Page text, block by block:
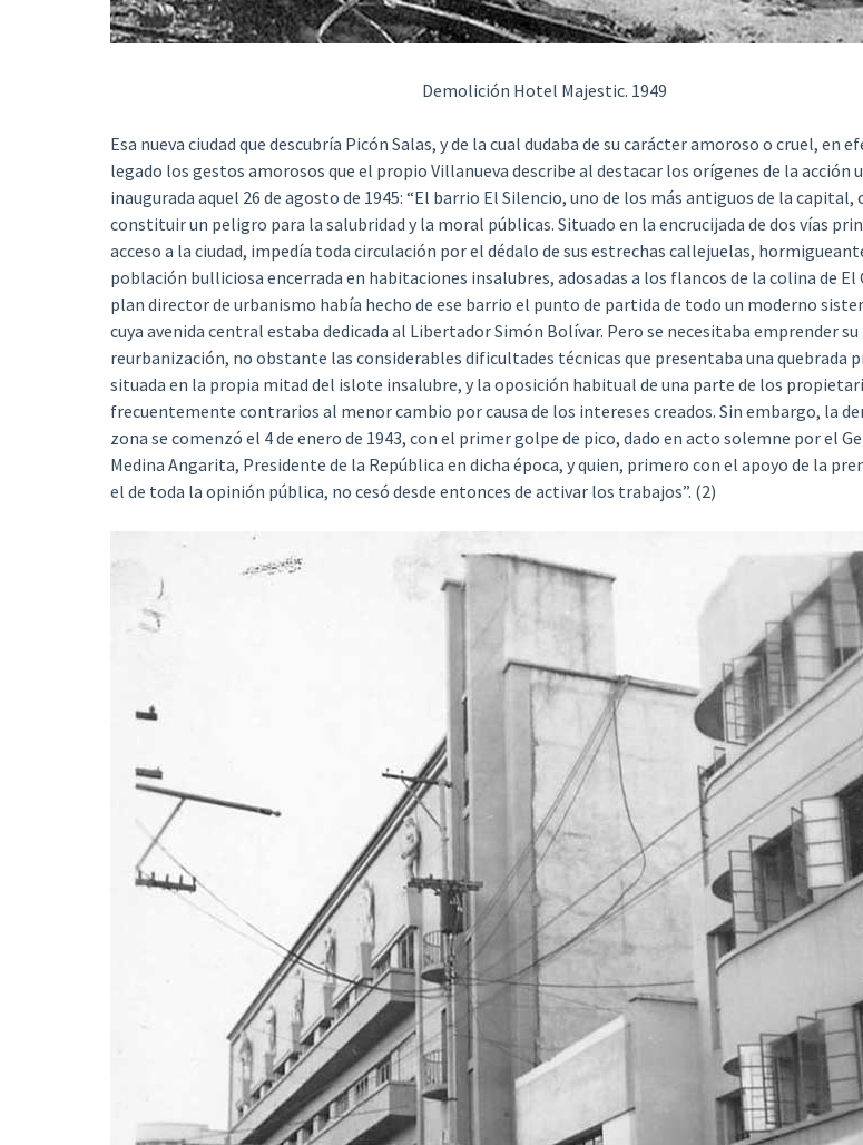
Demolición Hotel Majestic. 1949
Esa nueva ciudad que descubría Picón Salas, y de la cual dudaba de su carácter amoroso o cruel, en
legado los gestos amorosos que el propio Villanueva describe al destacar los orígenes de la acción
inaugurada aquel 26 de agosto de 1945: “El barrio El Silencio, uno de los más antiguos de la capital,
constituir un peligro para la salubridad y la moral públicas. Situado en la encrucijada de dos vías
acceso a la ciudad, impedía toda circulación por el dédalo de sus estrechas callejuelas,
población bulliciosa encerrada en habitaciones insalubres, adosadas a los flancos de la colina de El
plan director de urbanismo había hecho de ese barrio el punto de partida de todo un moderno
cuya avenida central estaba dedicada al Libertador Simón Bolívar. Pero se necesitaba emprender su
reurbanización, no obstante las considerables dificultades técnicas que presentaba una quebrada
situada en la propia mitad del islote insalubre, y la oposición habitual de una parte de los
frecuentemente contrarios al menor cambio por causa de los intereses creados. Sin embargo, la
zona se comenzó el 4 de enero de 1943, con el primer golpe de pico, dado en acto solemne por el
Medina Angarita, Presidente de la República en dicha época, y quien, primero con el apoyo de la
el de toda la opinión pública, no cesó desde entonces de activar los trabajos”. (2)